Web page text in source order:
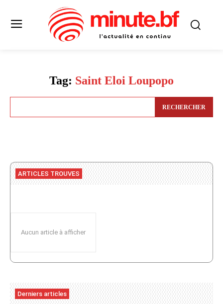
Tag: Saint Eloi Loupopo
RECHERCHER
ARTICLES TROUVES
Aucun article à afficher
Derniers articles